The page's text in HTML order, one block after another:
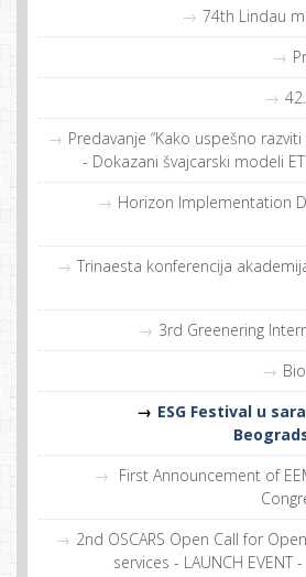
74th Lindau
Predavanje “Kako uspešno
- Dokazani švajcarski modeli
Horizon Implementation
Trinaesta konferencija
3rd Greenering
ESG Festival u
First Announcement of
2nd OSCARS Open Call for
services - LAUNCH